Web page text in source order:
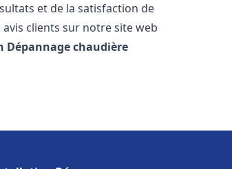
et de la satisfaction de
clients sur notre site web
chaudière